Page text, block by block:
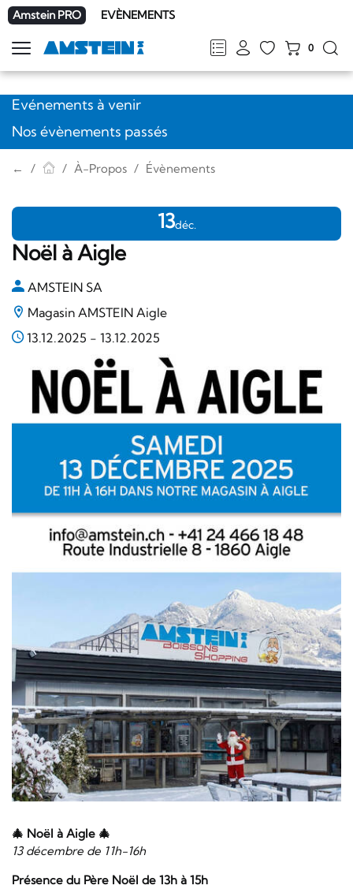
Amstein PRO EVÈNEMENTS
FRDEENIT
0
Afficher
la
navigation
Evénements à venir
Nos évènements passés
← À-Propos Évènements
Noël à Aigle
13déc.
AMSTEIN SA
Magasin AMSTEIN Aigle
13.12.2025 - 13.12.2025
🎄 Noël à Aigle 🎄
13 décembre de 11h-16h
Présence du Père Noël de 13h à 15h